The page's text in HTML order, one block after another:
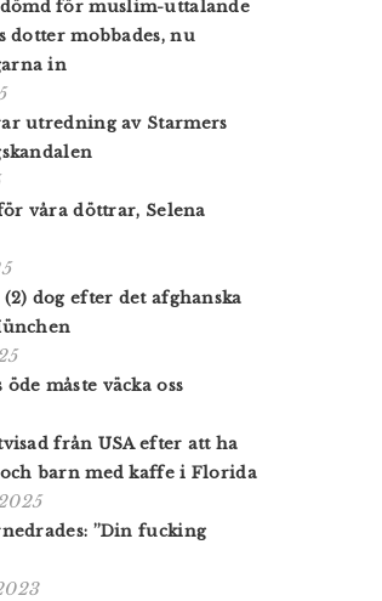
för muslim-uttalande
dotter mobbades, nu
in
utredning av Starmers
våra döttrar, Selena
dog efter det afghanska
måste väcka oss
från USA efter att ha
barn med kaffe i Florida
”Din fucking